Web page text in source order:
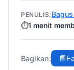
PENULIS:
⏱️1 menit
Bagikan: 📘